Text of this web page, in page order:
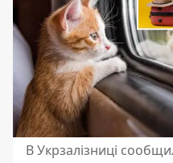
В Укрзалізниці